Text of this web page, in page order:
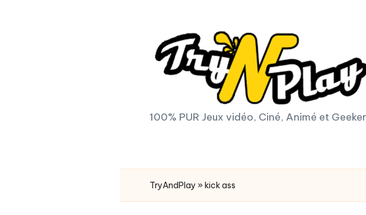
T
y
A
100% PUR Jeux vidéo, Ciné, Animé et
TryAndPlay » kick ass